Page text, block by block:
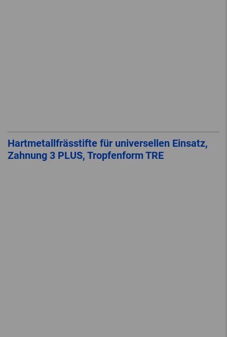
Hartmetallfrässtifte für universellen Einsatz,
Zahnung 3 PLUS, Tropfenform TRE